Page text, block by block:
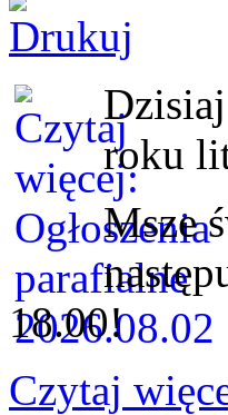
roku
Msze
18.00!
Czytaj